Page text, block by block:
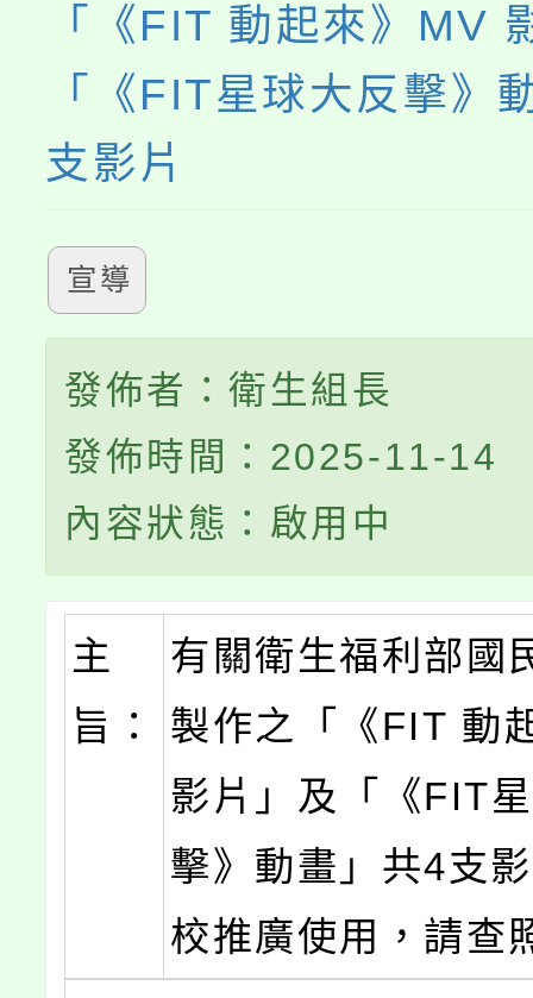
「《FIT 動起來》MV
「《FIT星球大反擊》
支影片
宣導
發佈者：衛生組長
發佈時間：2025-11-14
內容狀態：啟用中
主
旨：
有關衛生福利部國
製作之「《FIT 動
影片」及「《FIT
擊》動畫」共4支
校推廣使用，請查